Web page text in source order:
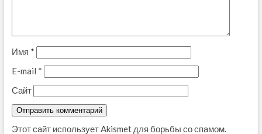
Имя *
E-mail *
Сайт
Этот сайт использует Akismet для борьбы со спамом.